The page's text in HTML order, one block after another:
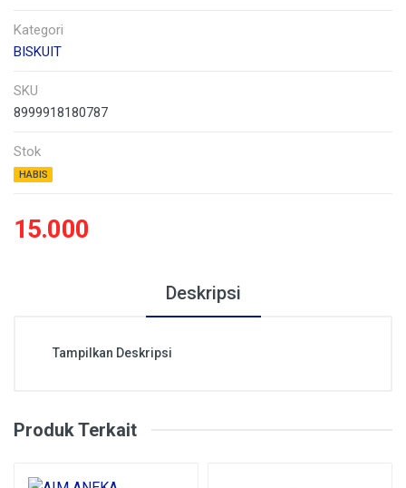
Kategori
BISKUIT
SKU
8999918180787
Stok
HABIS
15.000
Deskripsi
Tampilkan Deskripsi
Produk Terkait